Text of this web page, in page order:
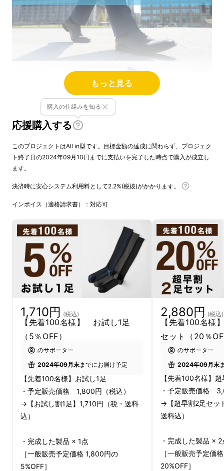
立ち仕事や外回りの多い営業マンなど、日々足
を酷使する方に向けた着圧のビジネスソックス
を開発しました。創業から紳士用ハイゲージ
ソックスを主力商品とする中で培ったノウハウ
を凝縮し、ビジネスソックスの特徴そのままに
心地よい締めつけの着圧加工を施しました。
もっと見る
応援購入する
購入の仕組みを知る
このプロジェクトはAll in型です。目標金額の達成に関わらず、プロジェク
ト終了日の2024年09月10日までに支払いを完了した時点で購入が成立し
ます。
決済時に安心システム利用料として2.2%(税抜)がかかります。
インボイス（適格請求書）：対応可
1,710円 (税込)
【先着100名様】 お試し1足
（5％OFF）
のサポーター
2024年09月末までにお届け予定
【先着100名様】お試し1足
・予定販売価格 1,800円（税込）
→【お試し割1足】1,710円（税・送料
込）
・完成した製品 × 1点
［一般販売予定価格 1,800円の
5%OFF］
2,880円 (税込)
【先着100名
セット（20％
のサポーター
2024年09月末
【先着100名様】
・予定販売価格
→【超早割2足セッ
送料込）
・完成した製品 × 2
［一般販売予定価
20%OFF］